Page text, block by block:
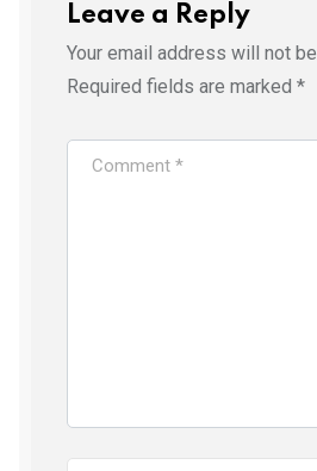
Leave a Reply
Your email address will not
Required fields are marked *